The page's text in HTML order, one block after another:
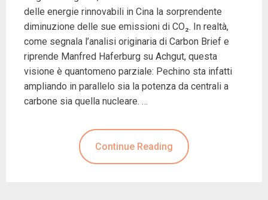
delle energie rinnovabili in Cina la sorprendente
diminuzione delle sue emissioni di CO₂. In realtà,
come segnala l’analisi originaria di Carbon Brief e
riprende Manfred Haferburg su Achgut, questa
visione è quantomeno parziale: Pechino sta infatti
ampliando in parallelo sia la potenza da centrali a
carbone sia quella nucleare. …
Continue Reading